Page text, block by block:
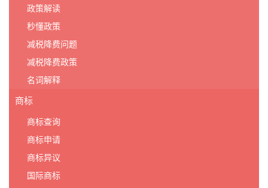
政策解读
秒懂政策
减税降费问题
减税降费政策
名词解释
商标
商标查询
商标申请
商标异议
国际商标